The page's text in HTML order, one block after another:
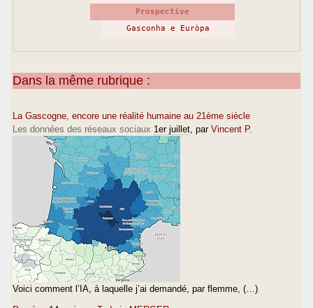
Prospective
Gasconha e Euròpa
Dans la même rubrique :
La Gascogne, encore une réalité humaine au 21ème siècle
Les données des réseaux sociaux 1er juillet , par Vincent P.
Voici comment l’IA, à laquelle j’ai demandé, par flemme, (…)